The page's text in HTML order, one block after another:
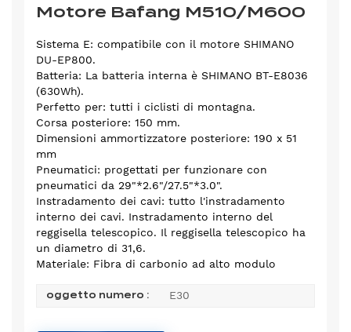
Motore Bafang M510/M600
Sistema E: compatibile con il motore SHIMANO
DU-EP800.
Batteria: La batteria interna è SHIMANO BT-E8036
(630Wh).
Perfetto per: tutti i ciclisti di montagna.
Corsa posteriore: 150 mm.
Dimensioni ammortizzatore posteriore: 190 x 51
mm
Pneumatici: progettati per funzionare con
pneumatici da 29"*2.6"/27.5"*3.0".
Instradamento dei cavi: tutto l'instradamento
interno dei cavi. Instradamento interno del
reggisella telescopico. Il reggisella telescopico ha
un diametro di 31,6.
Materiale: Fibra di carbonio ad alto modulo
oggetto numero : E30